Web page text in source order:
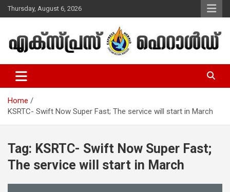
Skip
to
Thursday, August 6, 2026
Express Herald – Malayalam
Christian News
Home
KSRTC- Swift Now Super Fast; The service will start in March
Tag: KSRTC- Swift Now Super Fast;
The service will start in March